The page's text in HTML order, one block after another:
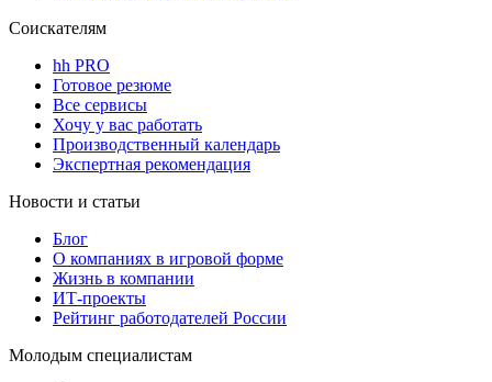
Соискателям
hh PRO
Готовое резюме
Все сервисы
Хочу у вас работать
Производственный календарь
Экспертная рекомендация
Новости и статьи
Блог
О компаниях в игровой форме
Жизнь в компании
ИТ-проекты
Рейтинг работодателей России
Молодым специалистам